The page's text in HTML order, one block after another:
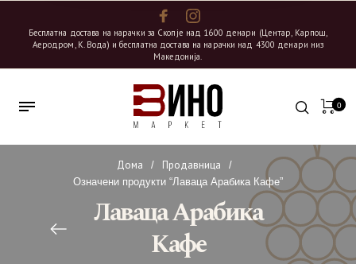
Бесплатна достава на нарачки за Скопје над 1600 денари (Центар, Карпош,
Аеродром, К. Вода) и бесплатна достава на нарачки над 4300 денари низ
Македонија.
0
Дома / Продавница
/
Означени продукти “Лаваца Арабика Кафе”
Лаваца Арабика
Кафе